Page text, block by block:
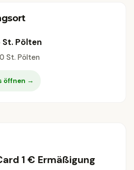
St. Pölten
St. Pölten
öffnen →
1 € Ermäßigung